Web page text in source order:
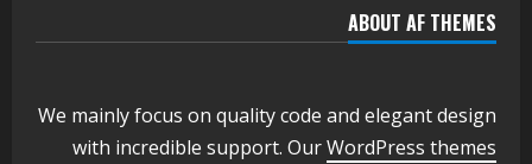
3
وزير التربية والتعليم بالولاية يدشن ورشة
أغسطس 3, 2026
ABOUT AF THEMES
We mainly focus on quality code and elegant design
with incredible support. OurWordPress themes